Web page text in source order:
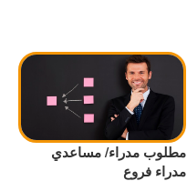
مطلوب مدراء/ مساعدي
مدراء فروع